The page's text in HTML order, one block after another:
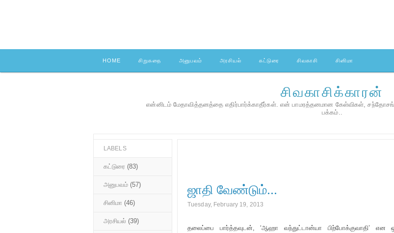
HOME சிறுகதை அனுபவம் அரசியல் கட்டுரை சிவகாசி சினிமா
சிவகாசிக்காரன்
என்னிடம் மேதாவித்தனத்தை எதிர்பார்க்காதீர்கள். என் பாமரத்தனமான கேள்விகள்,
பக்கம்..
ஜாதி வேண்டும்...
Tuesday, February 19, 2013
தலைப்பை பார்த்தவுடன், ‘ஆஹா வந்துட்டான்யா பிற்போக்குவாதி’ என
LABELS
கட்டுரை (83)
அனுபவம் (57)
சினிமா (46)
அரசியல் (39)